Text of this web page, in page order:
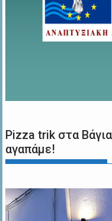
Pizza trik στα
αγαπάμε!